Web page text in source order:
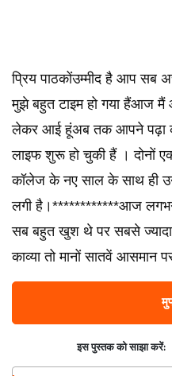
प्रिय पाठकोंउम्मीद है आप सब
मुझे बहुत टाइम हो गया हैंआज मैं
लेकर आई हूंअब तक आपने पढ़ा
लाइफ शुरू हो चुकी हैं ।
कॉलेज के नए साल के साथ ही
लगी है।************आज लगभग
सब बहुत खुश थे पर सबसे
काव्या तो मानों सातवें आसमान
इस पुस्तक को साझा करें: